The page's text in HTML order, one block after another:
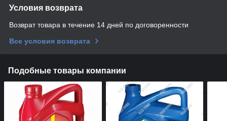
Условия возврата
Возврат товара в течение 14 дней по договоренности
Все условия возврата
Подобные товары компании